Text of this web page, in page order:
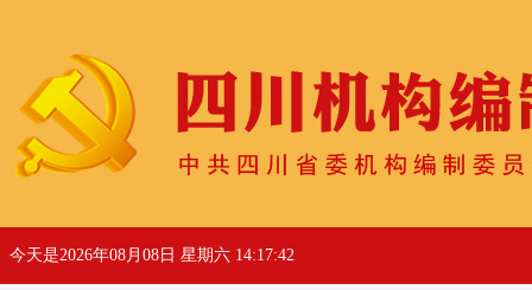
今天是2026年08月08日 星期六 14:17:42